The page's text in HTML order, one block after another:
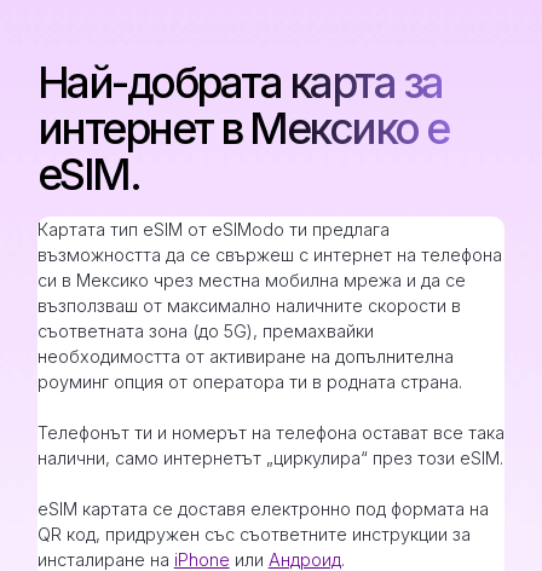
Най-добрата карта за
интернет в Мексико е
eSIM.
Картата тип eSIM от eSIModo ти предлага
възможността да се свържеш с интернет на телефона
си в Мексико чрез местна мобилна мрежа и да се
възползваш от максимално наличните скорости в
съответната зона (до 5G), премахвайки
необходимостта от активиране на допълнителна
роуминг опция от оператора ти в родната страна.
Телефонът ти и номерът на телефона остават все така
налични, само интернетът „циркулира“ през този eSIM.
eSIM картата се доставя електронно под формата на
QR код, придружен със съответните инструкции за
инсталиране на iPhone или Андроид.